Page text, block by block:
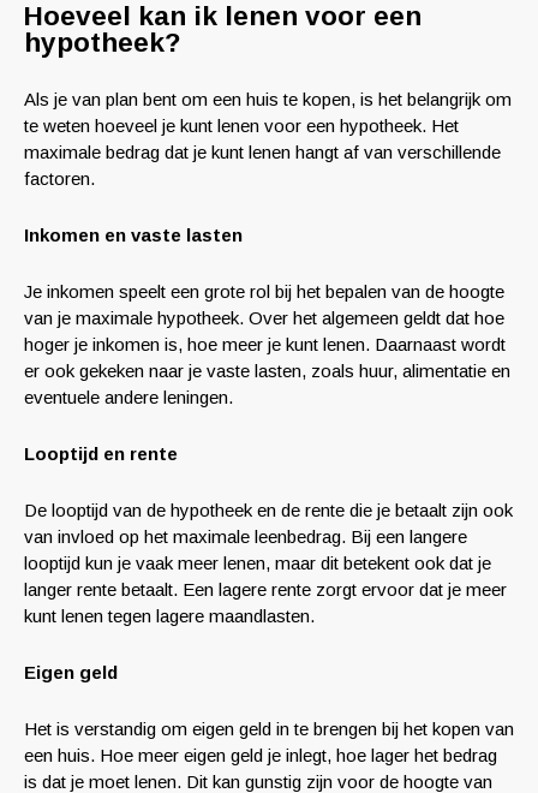
Hoeveel kan ik lenen voor een
hypotheek?
Als je van plan bent om een huis te kopen, is het belangrijk om
te weten hoeveel je kunt lenen voor een hypotheek. Het
maximale bedrag dat je kunt lenen hangt af van verschillende
factoren.
Inkomen en vaste lasten
Je inkomen speelt een grote rol bij het bepalen van de hoogte
van je maximale hypotheek. Over het algemeen geldt dat hoe
hoger je inkomen is, hoe meer je kunt lenen. Daarnaast wordt
er ook gekeken naar je vaste lasten, zoals huur, alimentatie en
eventuele andere leningen.
Looptijd en rente
De looptijd van de hypotheek en de rente die je betaalt zijn ook
van invloed op het maximale leenbedrag. Bij een langere
looptijd kun je vaak meer lenen, maar dit betekent ook dat je
langer rente betaalt. Een lagere rente zorgt ervoor dat je meer
kunt lenen tegen lagere maandlasten.
Eigen geld
Het is verstandig om eigen geld in te brengen bij het kopen van
een huis. Hoe meer eigen geld je inlegt, hoe lager het bedrag
is dat je moet lenen. Dit kan gunstig zijn voor de hoogte van